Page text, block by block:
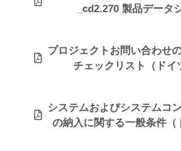
_cd2.270 製品データ
プロジェクトお問い合わせ
チェックリスト（ドイ
システムおよびシステムコ
の納入に関する一般条件（